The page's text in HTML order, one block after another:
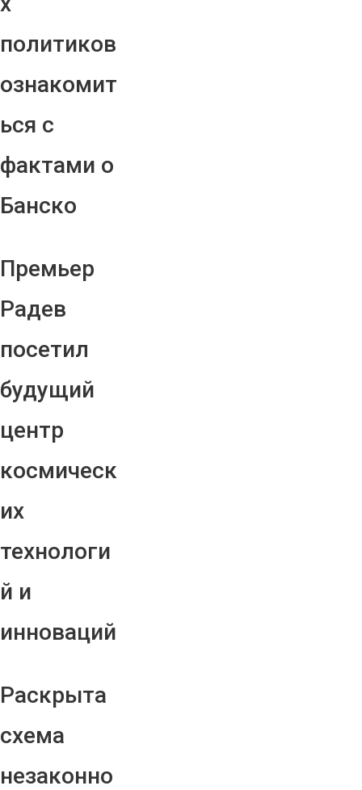
политиков
ознакомит
ься с
фактами о
Банско
Премьер
Радев
посетил
будущий
центр
космическ
их
технологи
й и
инноваций
Раскрыта
схема
незаконно